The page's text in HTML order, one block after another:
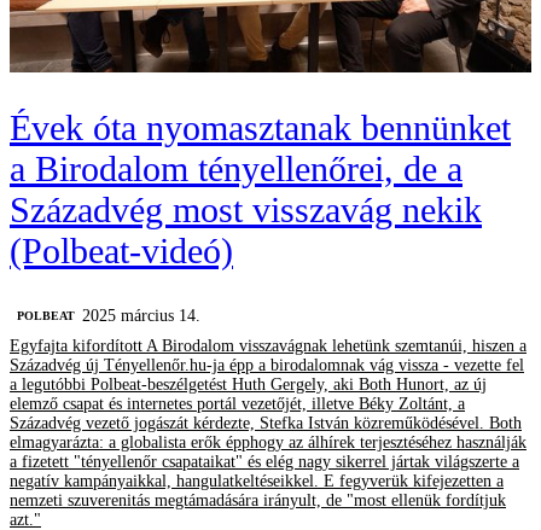
Évek óta nyomasztanak bennünket
a Birodalom tényellenőrei, de a
Századvég most visszavág nekik
(Polbeat-videó)
‎POLBEAT
2025 március 14.
Egyfajta kifordított A Birodalom visszavágnak lehetünk szemtanúi, hiszen a
Századvég új Tényellenőr.hu-ja épp a birodalomnak vág vissza - vezette fel
a legutóbbi Polbeat-beszélgetést Huth Gergely, aki Both Hunort, az új
elemző csapat és internetes portál vezetőjét, illetve Béky Zoltánt, a
Századvég vezető jogászát kérdezte, Stefka István közreműködésével. Both
elmagyarázta: a globalista erők épphogy az álhírek terjesztéséhez használják
a fizetett "tényellenőr csapataikat" és elég nagy sikerrel jártak világszerte a
negatív kampányaikkal, hangulatkeltéseikkel. E fegyverük kifejezetten a
nemzeti szuverenitás megtámadására irányult, de "most ellenük fordítjuk
azt."